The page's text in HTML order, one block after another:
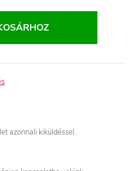
azonnali kiküldéssel.